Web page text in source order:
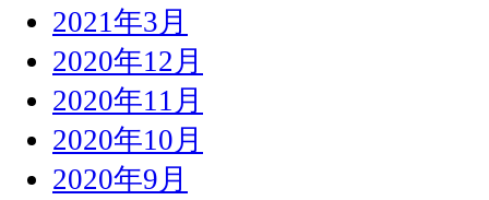
2021年3月
2020年12月
2020年11月
2020年10月
2020年9月